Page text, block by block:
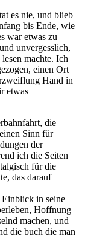
es nie, und blieb
bis Ende, wie
war etwas zu
unvergesslich,
machte. Ich
einen Ort
Hand in
etwas
die
Sinn für
der
ich die Seiten
für die
das darauf
in seine
Hoffnung
machen, und
die buch die man